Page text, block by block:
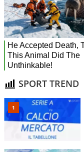
SPORT TREND